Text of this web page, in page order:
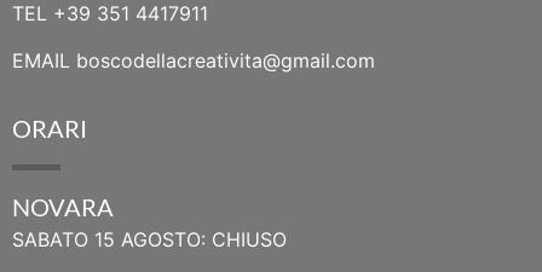
TEL +39 351 4417911
EMAIL boscodellacreativita@gmail.com
ORARI
NOVARA
SABATO 15 AGOSTO: CHIUSO